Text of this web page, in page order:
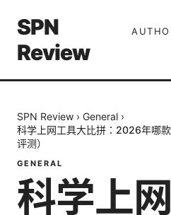
SPN
Review
SPN Review › General ›
科学上网工具大比拼：2026年哪
评测）
GENERAL
科学上